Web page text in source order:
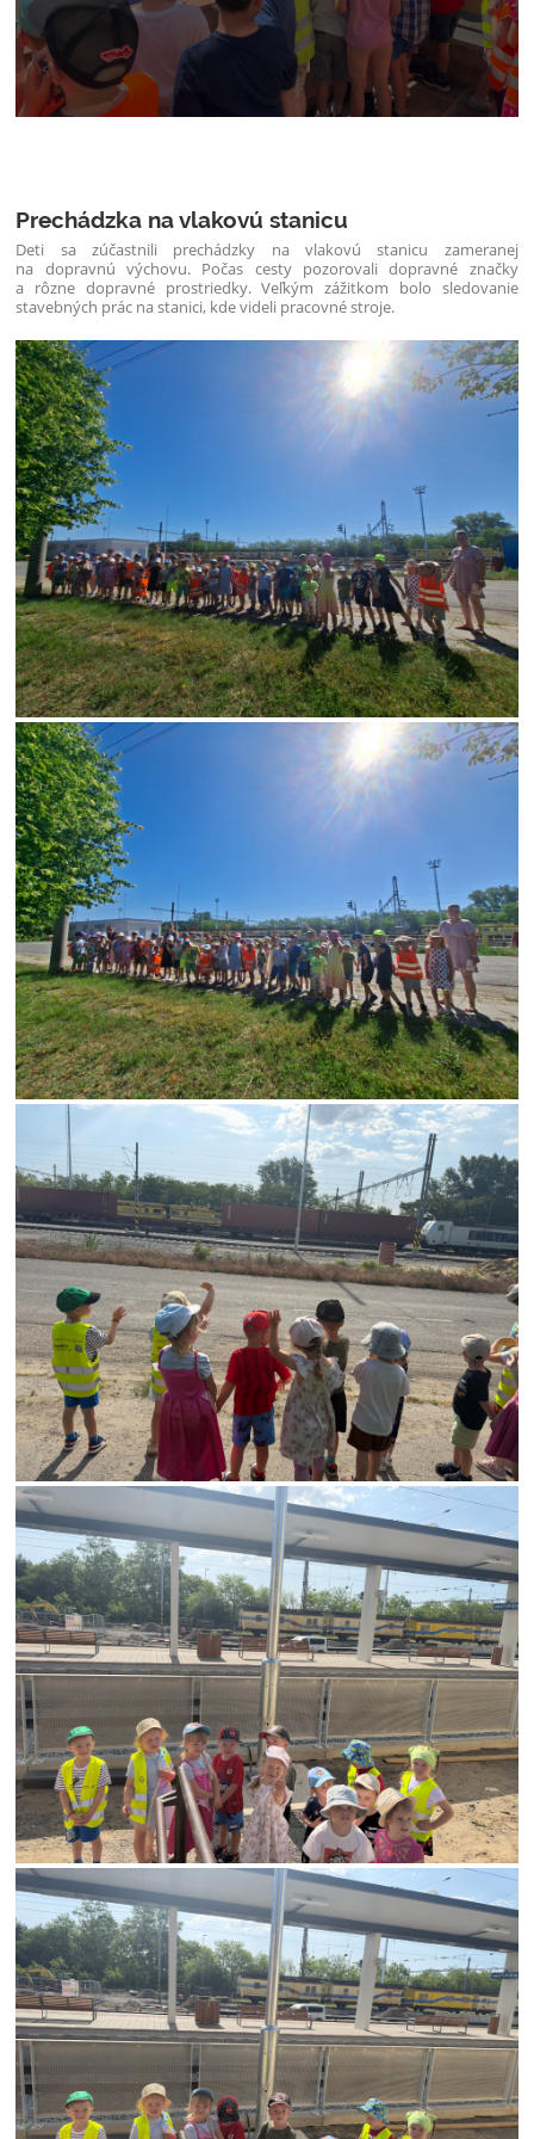
Prechádzka na vlakovú stanicu
Deti sa zúčastnili prechádzky na vlakovú stanicu zameranej
na dopravnú výchovu. Počas cesty pozorovali dopravné značky
a rôzne dopravné prostriedky. Veľkým zážitkom bolo sledovanie
stavebných prác na stanici, kde videli pracovné stroje.